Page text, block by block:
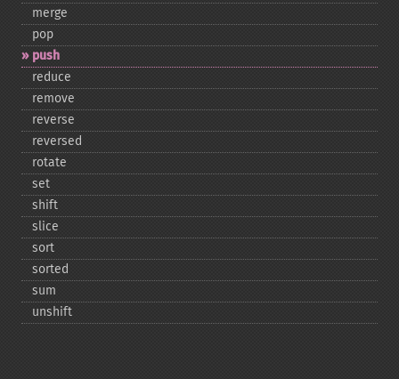
merge
pop
push
reduce
remove
reverse
reversed
rotate
set
shift
slice
sort
sorted
sum
unshift